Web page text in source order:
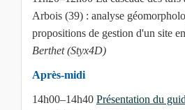
Arbois (39) : analyse
propositions de gestion d'un site
Berthet (Styx4D)
Après-midi
14h00–14h40 Présentation du